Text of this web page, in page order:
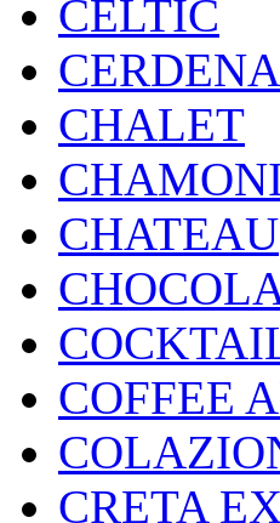
CELTIC
CERDENA
CHALET
CHATEAU
COFFEE
CRETA